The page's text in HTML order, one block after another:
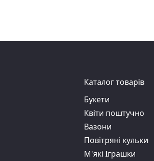
Каталог товарів
Букети
Квіти поштучно
Вазони
Повітряні кульки
М'які Іграшки